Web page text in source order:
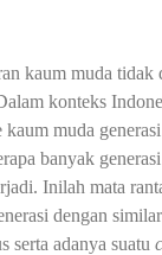
kaum muda tidak
konteks
muda
banyak
Inilah mata
dengan
serta adanya suatu